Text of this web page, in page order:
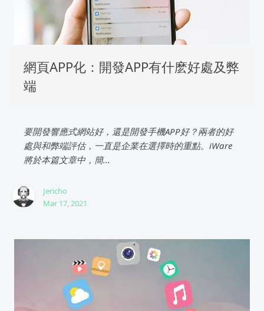
網頁APP化：開發APP有什麽好處及弊
端
要開發響應式網站好，還是開發手機APP好？兩者的好
處與和弊端評估，一直是企業在選擇時的重點。iWare
將於本篇文章中，簡...
Jericho
Mar 17, 2021